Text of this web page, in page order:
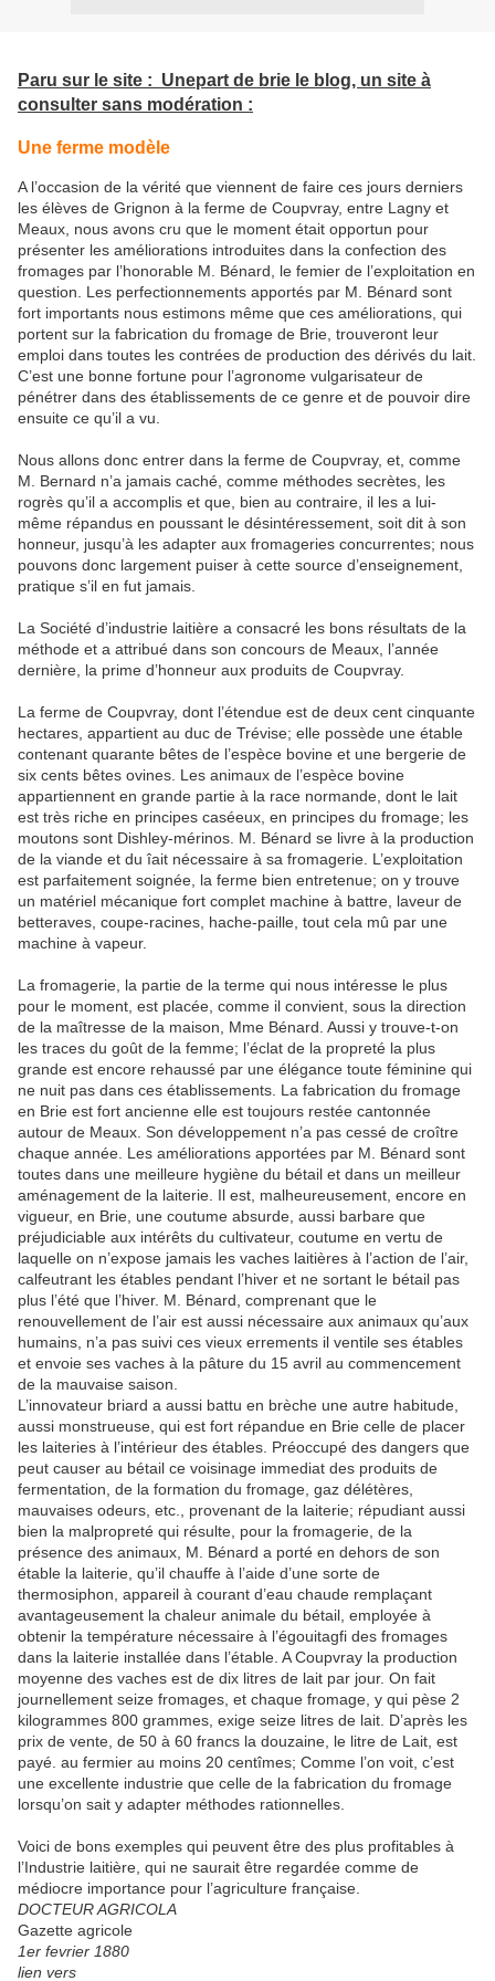
Paru sur le site : Unepart de brie le blog, un site à
consulter sans modération :
Une ferme modèle
A l’occasion de la vérité que viennent de faire ces jours derniers
les élèves de Grignon à la ferme de Coupvray, entre Lagny et
Meaux, nous avons cru que le moment était opportun pour
présenter les améliorations introduites dans la confection des
fromages par l’honorable M. Bénard, le femier de l’exploitation en
question. Les perfectionnements apportés par M. Bénard sont
fort importants nous estimons même que ces améliorations, qui
portent sur la fabrication du fromage de Brie, trouveront leur
emploi dans toutes les contrées de production des dérivés du lait.
C’est une bonne fortune pour l’agronome vulgarisateur de
pénétrer dans des établissements de ce genre et de pouvoir dire
ensuite ce qu’il a vu.
Nous allons donc entrer dans la ferme de Coupvray, et, comme
M. Bernard n’a jamais caché, comme méthodes secrètes, les
rogrès qu’il a accomplis et que, bien au contraire, il les a lui-
même répandus en poussant le désintéressement, soit dit à son
honneur, jusqu’à les adapter aux fromageries concurrentes; nous
pouvons donc largement puiser à cette source d’enseignement,
pratique s’il en fut jamais.
La Société d’industrie laitière a consacré les bons résultats de la
méthode et a attribué dans son concours de Meaux, l’année
dernière, la prime d’honneur aux produits de Coupvray.
La ferme de Coupvray, dont l’étendue est de deux cent cinquante
hectares, appartient au duc de Trévise; elle possède une étable
contenant quarante bêtes de l’espèce bovine et une bergerie de
six cents bêtes ovines. Les animaux de l’espèce bovine
appartiennent en grande partie à la race normande, dont le lait
est très riche en principes caséeux, en principes du fromage; les
moutons sont Dishley-mérinos. M. Bénard se livre à la production
de la viande et du îait nécessaire à sa fromagerie. L’exploitation
est parfaitement soignée, la ferme bien entretenue; on y trouve
un matériel mécanique fort complet machine à battre, laveur de
betteraves, coupe-racines, hache-paille, tout cela mû par une
machine à vapeur.
La fromagerie, la partie de la terme qui nous intéresse le plus
pour le moment, est placée, comme il convient, sous la direction
de la maîtresse de la maison, Mme Bénard. Aussi y trouve-t-on
les traces du goût de la femme; l’éclat de la propreté la plus
grande est encore rehaussé par une élégance toute féminine qui
ne nuit pas dans ces établissements. La fabrication du fromage
en Brie est fort ancienne elle est toujours restée cantonnée
autour de Meaux. Son développement n’a pas cessé de croître
chaque année. Les améliorations apportées par M. Bénard sont
toutes dans une meilleure hygiène du bétail et dans un meilleur
aménagement de la laiterie. Il est, malheureusement, encore en
vigueur, en Brie, une coutume absurde, aussi barbare que
préjudiciable aux intérêts du cultivateur, coutume en vertu de
laquelle on n’expose jamais les vaches laitières à l’action de l’air,
calfeutrant les étables pendant l’hiver et ne sortant le bétail pas
plus l’été que l’hiver. M. Bénard, comprenant que le
renouvellement de l’air est aussi nécessaire aux animaux qu’aux
humains, n’a pas suivi ces vieux errements il ventile ses étables
et envoie ses vaches à la pâture du 15 avril au commencement
de la mauvaise saison.
L’innovateur briard a aussi battu en brèche une autre habitude,
aussi monstrueuse, qui est fort répandue en Brie celle de placer
les laiteries à l’intérieur des étables. Préoccupé des dangers que
peut causer au bétail ce voisinage immediat des produits de
fermentation, de la formation du fromage, gaz délétères,
mauvaises odeurs, etc., provenant de la laiterie; répudiant aussi
bien la malpropreté qui résulte, pour la fromagerie, de la
présence des animaux, M. Bénard a porté en dehors de son
étable la laiterie, qu’il chauffe à l’aide d’une sorte de
thermosiphon, appareil à courant d’eau chaude remplaçant
avantageusement la chaleur animale du bétail, employée à
obtenir la température nécessaire à l’égouitagfi des fromages
dans la laiterie installée dans l’étable. A Coupvray la production
moyenne des vaches est de dix litres de lait par jour. On fait
journellement seize fromages, et chaque fromage, y qui pèse 2
kilogrammes 800 grammes, exige seize litres de lait. D’après les
prix de vente, de 50 à 60 francs la douzaine, le litre de Lait, est
payé. au fermier au moins 20 centîmes; Comme l’on voit, c’est
une excellente industrie que celle de la fabrication du fromage
lorsqu’on sait y adapter méthodes rationnelles.
Voici de bons exemples qui peuvent être des plus profitables à
l’Industrie laitière, qui ne saurait être regardée comme de
médiocre importance pour l’agriculture française.
DOCTEUR AGRICOLA
Gazette agricole
1er fevrier 1880
lien vers